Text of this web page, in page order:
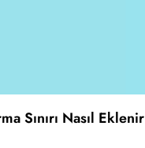
Sınırı Nasıl Eklenir